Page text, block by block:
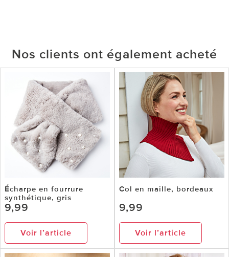
Nos clients ont également acheté
Écharpe en fourrure
synthétique, gris
9,99
Voir l’article
Col en maille, bordeaux
9,99
Voir l’article